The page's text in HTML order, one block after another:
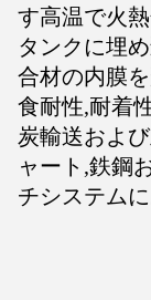
す高温で火
タンクに埋
合材の内膜
食耐性,耐着
炭輸送およ
ャート,鉄鋼
チシステム